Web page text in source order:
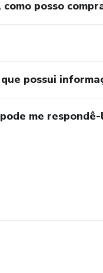
posso
possui
me respondê-